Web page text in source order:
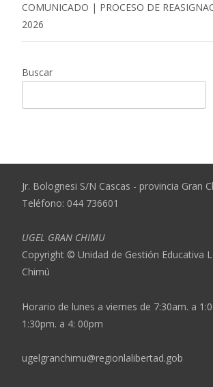
COMUNICADO | PROCESO DE
2026
Buscar
Jr. Bolognesi S/N Cascas - provincia Gran
Teléfono: 044 736601
UGEL GRAN CHIMU
Copyright © Unidad de Gestión Educativa
Chimú
Horario de lunes a viernes de 7:30am. a
1:30pm. a 4: 00pm
ugelgranchimu@regionlalibertad.gob